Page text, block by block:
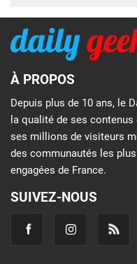
À PROPOS
Depuis plus de 10 ans, le
la qualité de ses
ses millions de visiteurs
des communautés les
engagées de France.
SUIVEZ-NOUS